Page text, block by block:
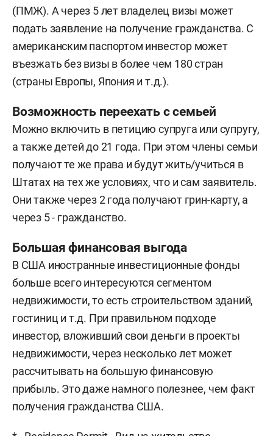
(ПМЖ). А через 5 лет владелец визы может
подать заявление на получение гражданства. С
американским паспортом инвестор может
въезжать без визы в более чем 180 стран
(страны Европы, Япония и т.д.).
Возможность переехать с семьей
Можно включить в петицию супруга или супругу,
а также детей до 21 года. При этом члены семьи
получают те же права и будут жить/учиться в
Штатах на тех же условиях, что и сам заявитель.
Они также через 2 года получают грин-карту, а
через 5 - гражданство.
Большая финансовая выгода
В США иностранные инвестиционные фонды
больше всего интересуются сегментом
недвижимости, то есть строительством зданий,
гостиниц и т.д. При правильном подходе
инвестор, вложивший свои деньги в проекты
недвижимости, через несколько лет может
рассчитывать на большую финансовую
прибыль. Это даже намного полезнее, чем факт
получения гражданства США.